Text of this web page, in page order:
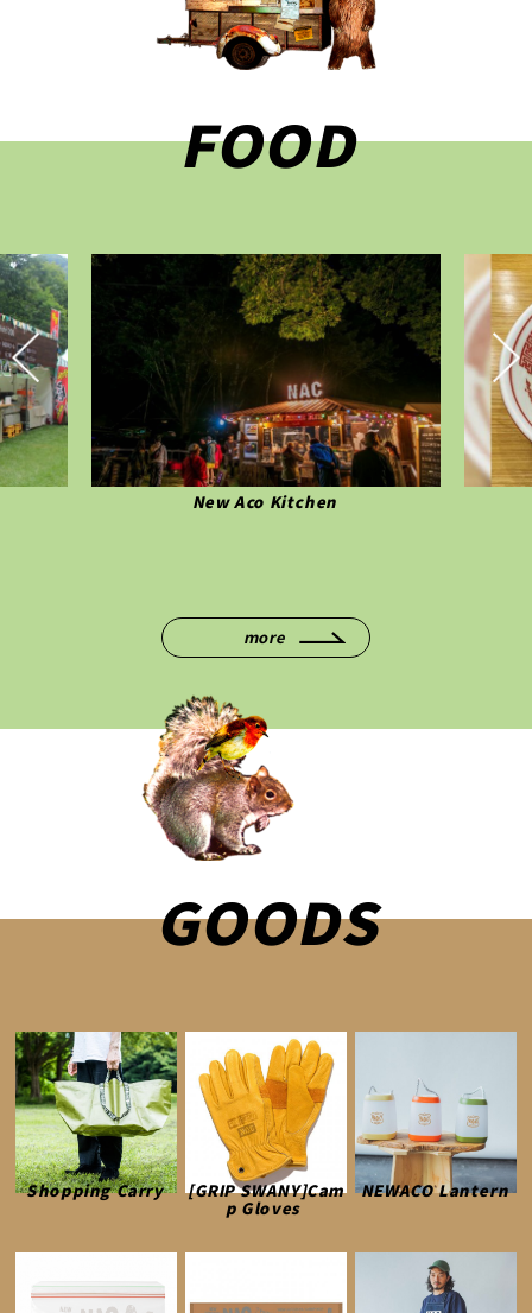
FOOD
ソラノイロンヂ
more
GOODS
Shopping Carry [GRIP SWANY]Cam
p Gloves
NEWACO Lantern